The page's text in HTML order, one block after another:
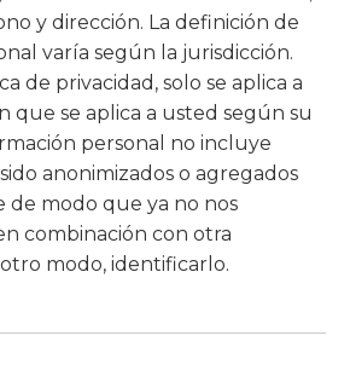
y dirección. La definición de
varía según la jurisdicción.
de privacidad, solo se aplica a
que se aplica a usted según su
personal no incluye
anonimizados o agregados
de modo que ya no nos
combinación con otra
modo, identificarlo.